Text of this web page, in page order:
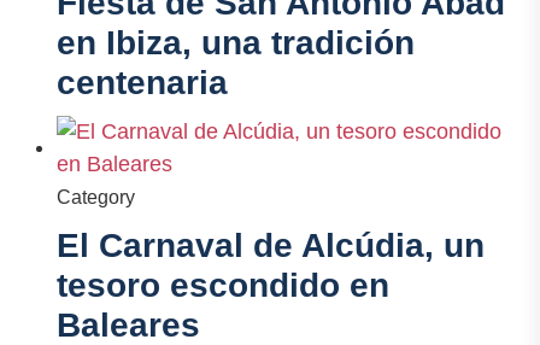
en Ibiza, una tradición
centenaria
Category
El Carnaval de Alcúdia, un
tesoro escondido en
Baleares